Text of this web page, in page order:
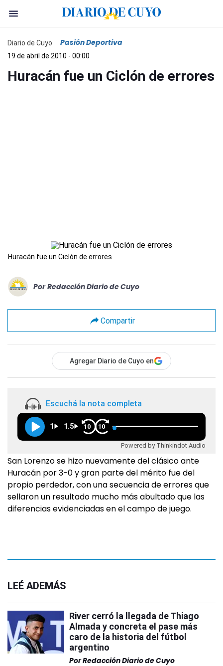
Diario de Cuyo Pasión Deportiva
19 de abril de 2010 - 00:00
Huracán fue un Ciclón de errores
Huracán fue un Ciclón de errores
Por Redacción Diario de Cuyo
Compartir
Agregar Diario de Cuyo en
Escuchá la nota completa
1 1.5 10 10
Powered by Thinkindot Audio
San Lorenzo se hizo nuevamente del clásico ante
Huracán por 3-0 y gran parte del mérito fue del
propio perdedor, con una secuencia de errores que
sellaron un resultado mucho más abultado que las
diferencias evidenciadas en el campo de juego.
LEÉ ADEMÁS
River cerró la llegada de Thiago
Almada y concreta el pase más
caro de la historia del fútbol
argentino
PorRedacción Diario de Cuyo